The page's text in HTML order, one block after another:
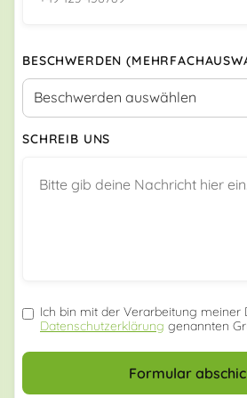
BESCHWERDEN
SCHREIB UNS
Ich bin mit der Verarbeitung meiner
Datenschutzerklärung genannten
Formular